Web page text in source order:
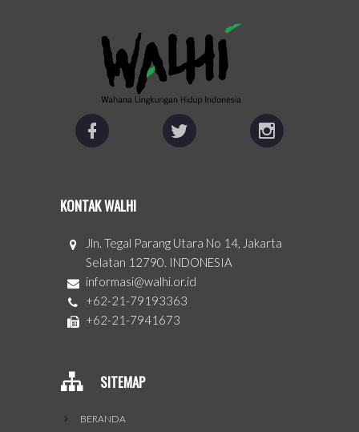
KONTAK WALHI
Jln. Tegal Parang Utara No 14, Jakarta
Selatan 12790. INDONESIA
informasi@walhi.or.id
+62-21-79193363
+62-21-7941673
SITEMAP
BERANDA